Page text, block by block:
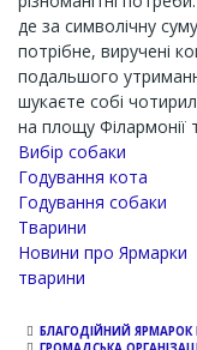
де за символічну
потрібне, виручені
подальшого
шукаєте собі
на площу Філармонії
Вибір собаки
Годування кота
Годування собаки
Тварини
Новини про Ярмарки
тварини
БЛАГОДІЙНИЙ